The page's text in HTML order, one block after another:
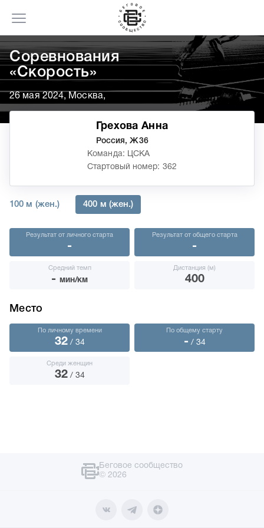
Соревнования
«Скорость»
26 мая 2024, Москва,
Грехова Анна
Россия, Ж36
Команда: ЦСКА
Стартовый номер: 362
100 м (жен.) 400 м (жен.)
Результат от личного старта
-
Результат от общего старта
-
Средний темп
- мин/км
Дистанция (м)
400
Место
По личному времени
32/ 34
По общему старту
- / 34
Среди женщин
32/ 34
Беговое сообщество
© 2026